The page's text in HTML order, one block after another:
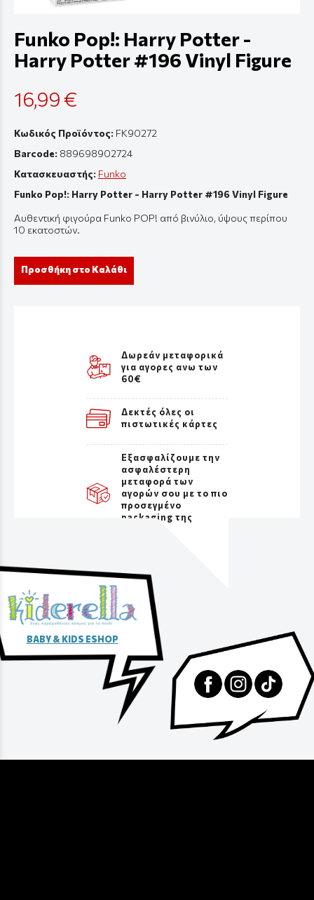
Funko Pop!: Harry Potter -
Harry Potter #196 Vinyl Figure
16,99 €
Κωδικός Προϊόντος: FK90272
Barcode: 889698902724
Κατασκευαστής: Funko
Funko Pop!: Harry Potter - Harry Potter #196 Vinyl Figure
Αυθεντική φιγούρα Funko POP! από βινύλιο, ύψους περίπου
10 εκατοστών.
Προσθήκη στο Καλάθι
Δωρεάν μεταφορικά
για αγορες ανω των
60€
Δεκτές όλες οι
πιστωτικές κάρτες
Εξασφαλίζουμε την
ασφαλέστερη
μεταφορά των
αγορών σου με το πιο
προσεγμένο
packaging της
BABY & KIDS ESHOP